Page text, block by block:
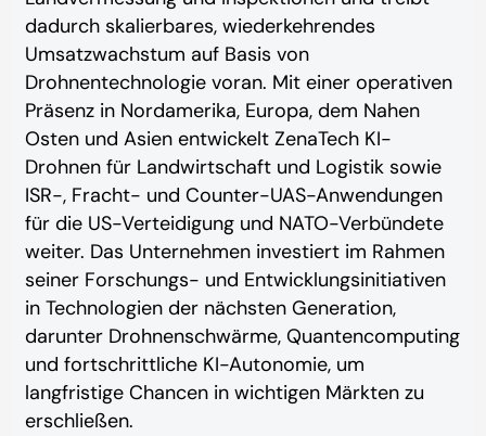
dadurch skalierbares, wiederkehrendes
Umsatzwachstum auf Basis von
Drohnentechnologie voran. Mit einer operativen
Präsenz in Nordamerika, Europa, dem Nahen
Osten und Asien entwickelt ZenaTech KI-
Drohnen für Landwirtschaft und Logistik sowie
ISR-, Fracht- und Counter-UAS-Anwendungen
für die US-Verteidigung und NATO-Verbündete
weiter. Das Unternehmen investiert im Rahmen
seiner Forschungs- und Entwicklungsinitiativen
in Technologien der nächsten Generation,
darunter Drohnenschwärme, Quantencomputing
und fortschrittliche KI-Autonomie, um
langfristige Chancen in wichtigen Märkten zu
erschließen.